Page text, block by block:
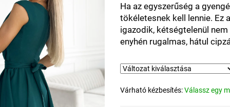
0,0
csillag.
Ha az egyszerűség a
tökéletesnek kell lennie. Ez
igazodik, kétségtelenül
enyhén rugalmas, hátul
Várható kézbesítés:Válassz egy
Ajánljuk